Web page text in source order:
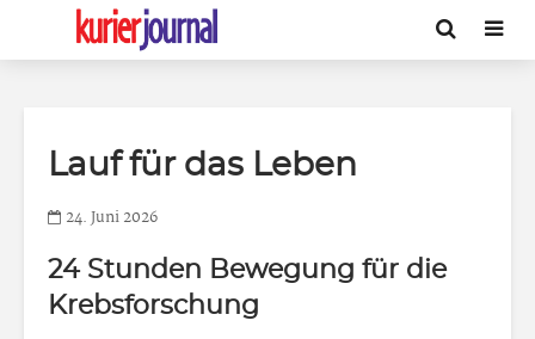
Lauf für das Leben
24. Juni 2026
24 Stunden Bewegung für die
Krebsforschung